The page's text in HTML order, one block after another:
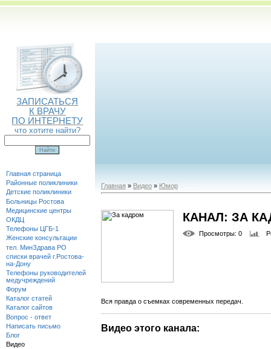
ЗАПИСАТЬСЯ
К ВРАЧУ
ПО ИНТЕРНЕТУ
что хотите найти?
Главная страница
Районные поликлиники
Детские поликлиники
Больницы Ростова
Медицинские центры
ОКДЦ
Телефоны ЦГБ-1
Женские консультации
тел. МинЗдрава РО
списки врачей г.Ростова-
на-Дону
Телефоны руководителей
медучреждений
Форум
Каталог статей
Каталог сайтов
Вопрос - ответ
Написать письмо
Блог
Видео
Главная » Видео» Юмор
КАНАЛ: ЗА
Просмотры: 0
Вся правда о съемках современных передач.
Видео этого канала: